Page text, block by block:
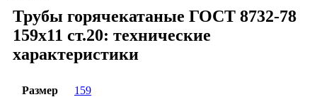
Трубы горячекатаные ГОСТ 8732-78
159x11 ст.20: технические
характеристики
Размер 159